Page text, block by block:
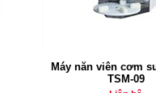
Máy năn viên cơm
TSM-09